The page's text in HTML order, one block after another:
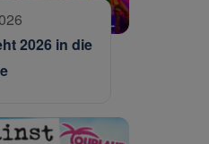
2026 in die